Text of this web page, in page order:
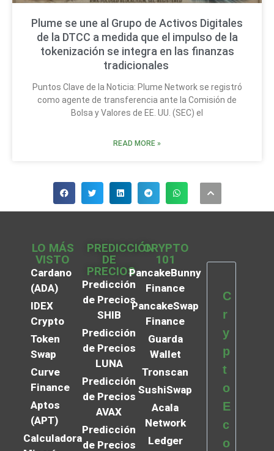
Plume se une al Grupo de Activos Digitales
de la DTCC a medida que el impulso de la
tokenización se integra en las finanzas
tradicionales
Puntos Clave de la Noticia: Plume Network se registró
como agente de transferencia ante la Comisión de
Bolsa y Valores de EE. UU. (SEC) el
READ MORE »
LO MÁS
VISTO
Cardano
(ADA)
IDEX
Crypto
Token
Swap
Curve
Finance
Aptos
(APT)
Calculadora
PREDICCIÓN
DE
PRECIOS
Predicción
de Precios
SHIB
Predicción
de Precios
LUNA
Predicción
de Precios
AVAX
Predicción
de Precios
CRYPTO
101
PancakeBunny
Finance
PancakeSwap
Finance
Guarda
Wallet
Tronscan
SushiSwap
Acala
Network
Ledger
C
r
y
p
t
o
E
c
o